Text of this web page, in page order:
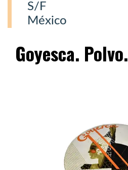
S/F
México
Goyesca. Polvo.